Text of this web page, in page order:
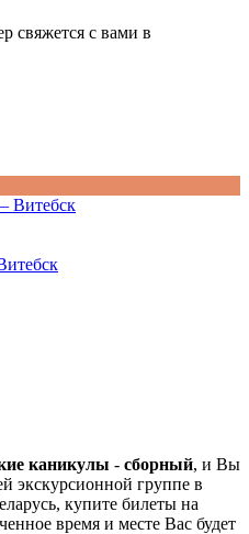
свяжется с вами в
каникулы - сборный, и Вы
экскурсионной группе в
купите билеты на
время и месте Вас будет